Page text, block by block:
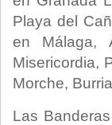
Playa del
en Málaga,
Misericordia,
Morche,
Las